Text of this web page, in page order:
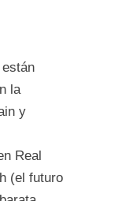
la
y
Real
(el futuro